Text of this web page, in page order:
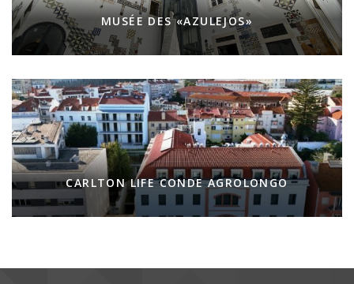
MUSÉE DES «AZULEJOS»
CARLTON LIFE CONDE AGROLONGO